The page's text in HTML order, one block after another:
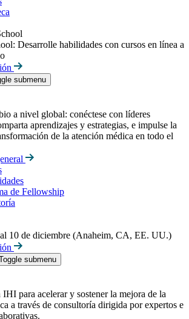
Desarrolle habilidades con cursos en línea a
submenu
a nivel global: conéctese con líderes
aprendizajes y estrategias, e impulse la
de la atención médica en todo el
de Fellowship
10 de diciembre (Anaheim, CA, EE. UU.)
submenu
IHI para acelerar y sostener la mejora de la
a través de consultoría dirigida por expertos e